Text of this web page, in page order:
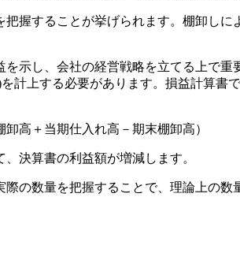
把握することが挙げられます。棚卸し
示し、会社の経営戦略を立てる上で
計上する必要があります。損益計算
高＋当期仕入れ高－期末棚卸高）
決算書の利益額が増減します。
際の数量を把握することで、理論上の